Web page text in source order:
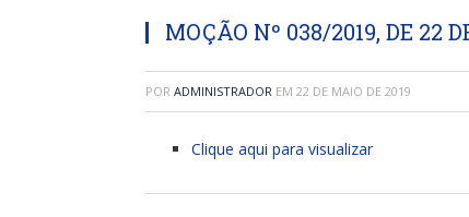
MOÇÃO Nº 038/2019, DE 22
POR ADMINISTRADOR EM 22 DE MAIO DE 2019
Clique aqui para visualizar